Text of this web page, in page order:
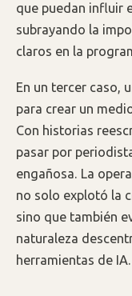
que puedan influir
subrayando la
claros en la
En un tercer caso,
para crear un
Con historias
pasar por
engañosa. La
no solo explotó la
sino que también
naturaleza
herramientas de IA.